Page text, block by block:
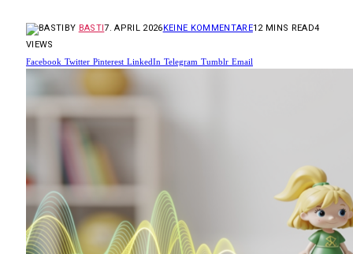
BY BASTI7. APRIL 2026KEINE KOMMENTARE12 MINS READ4
VIEWS
Facebook Twitter Pinterest LinkedIn Telegram Tumblr Email